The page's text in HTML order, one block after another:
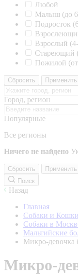
Любой
Малыш (до 6
Подросток
Взрослый
Стареющий
Пожилой (от
Сбросить Применить
Город, регион
Популярные
Все регионы
Ничего не найдено
Сбросить
Применить
Поиск
Назад
Главная
Собаки и
Собаки в
Мальтийские
Микро-девочка
Микро-